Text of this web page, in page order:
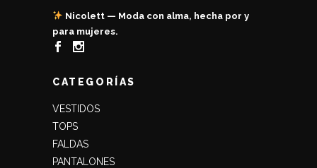
Nicolett — Moda con alma, hecha por y
para mujeres.
CATEGORÍAS
VESTIDOS
TOPS
FALDAS
PANTALONES